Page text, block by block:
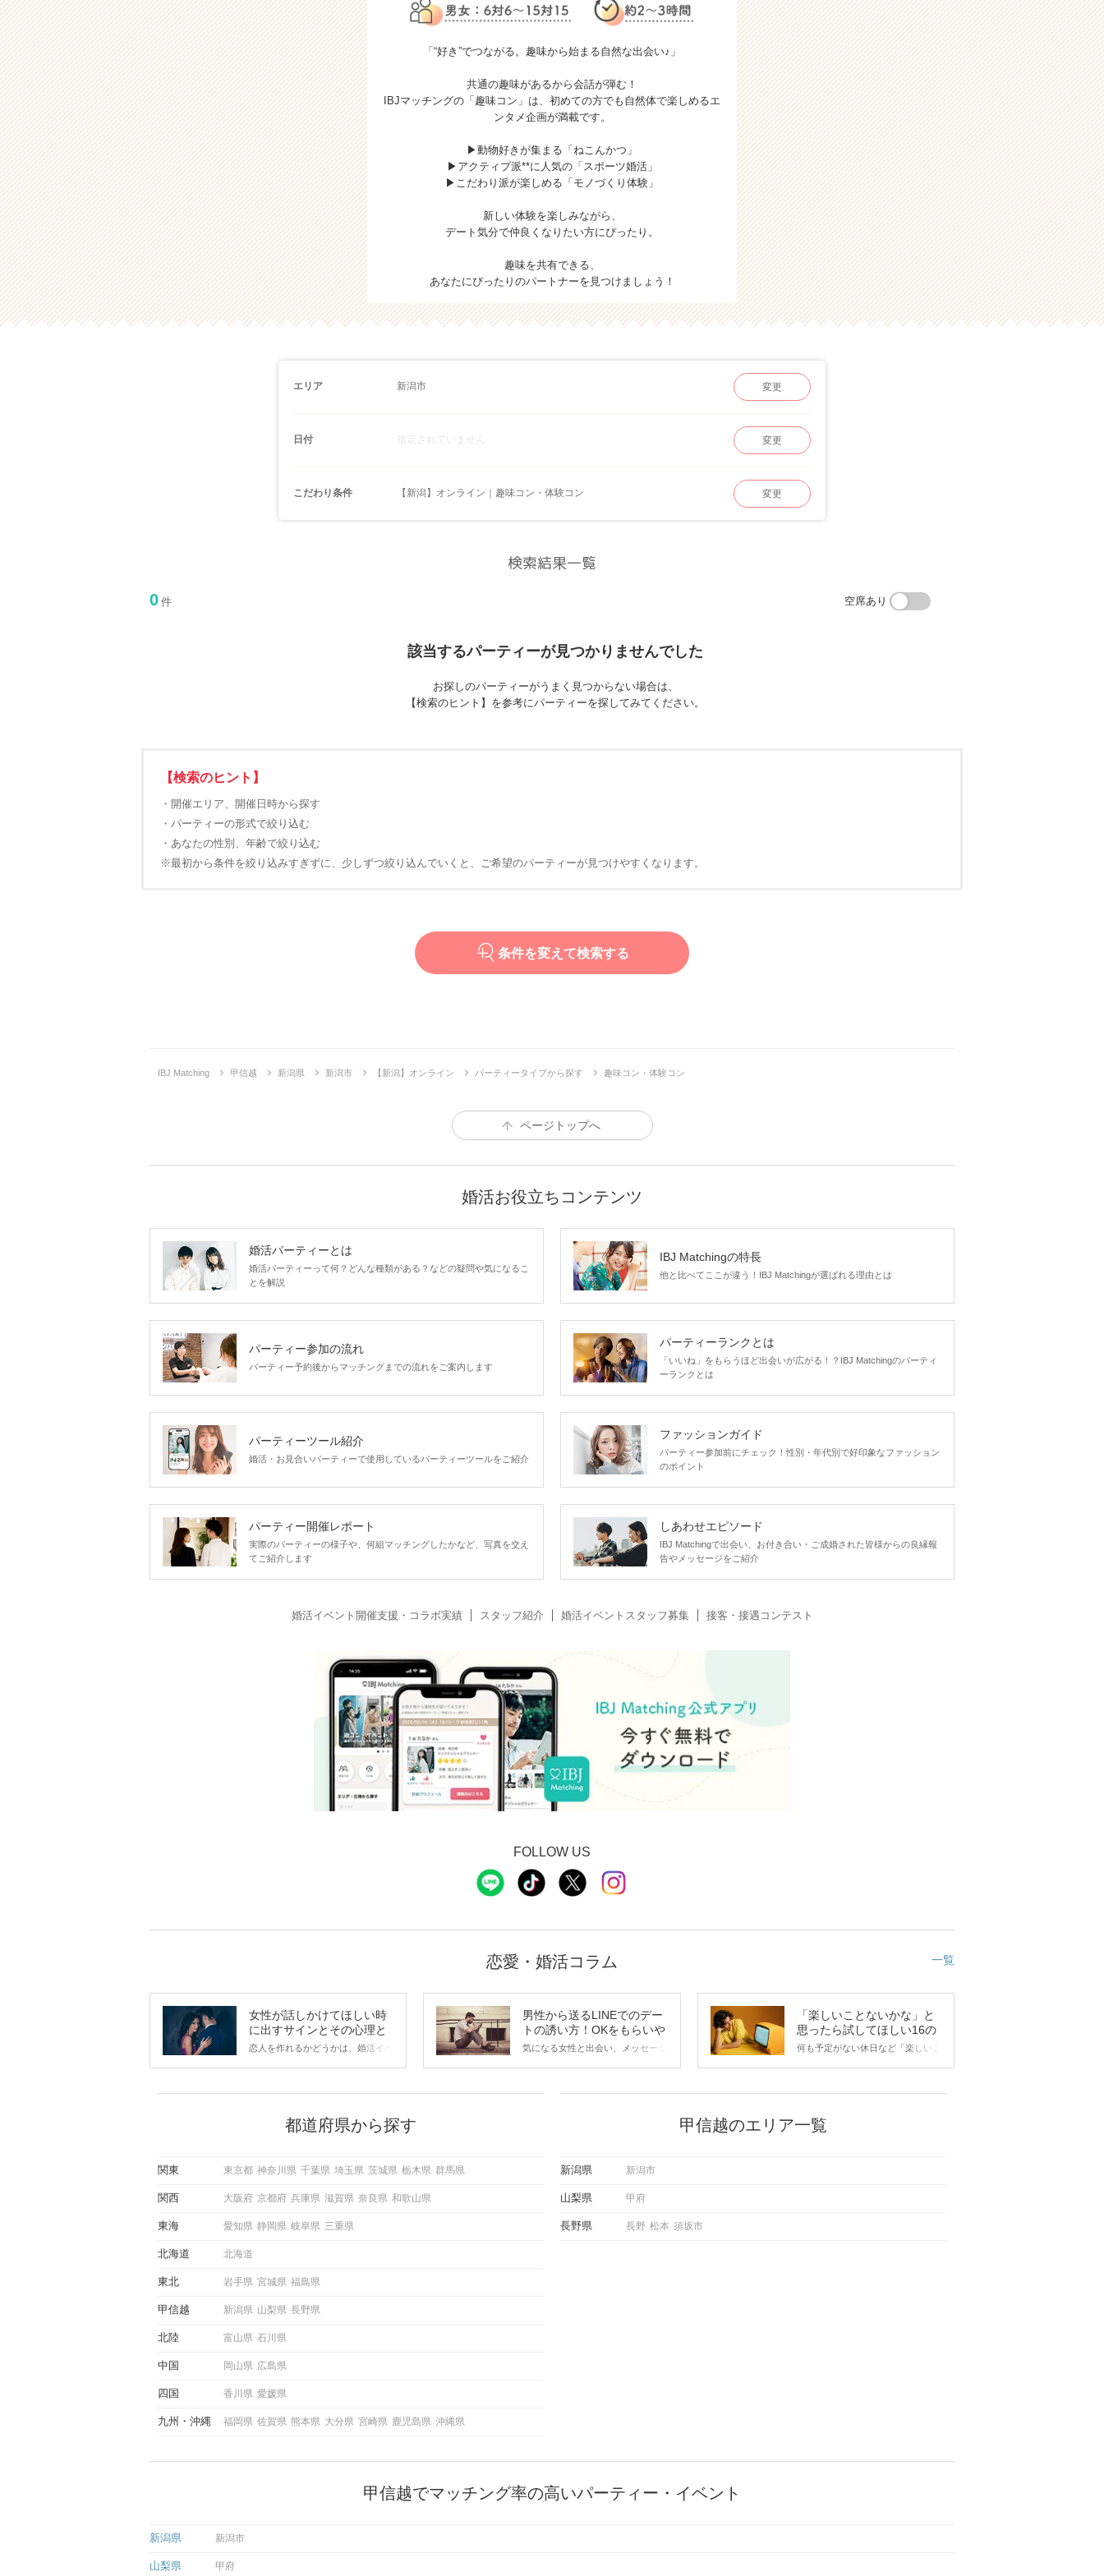
「“好き”でつながる。趣味から始まる自然な出会い♪」
共通の趣味があるから会話が弾む！
IBJマッチングの「趣味コン」は、初めての方でも自然体で楽しめるエ
ンタメ企画が満載です。
▶動物好きが集まる「ねこんかつ」
▶アクティブ派**に人気の「スポーツ婚活」
▶こだわり派が楽しめる「モノづくり体験」
新しい体験を楽しみながら、
デート気分で仲良くなりたい方にぴったり。
趣味を共有できる、
あなたにぴったりのパートナーを見つけましょう！
エリア 新潟市 変更
日付 指定されていません 変更
こだわり条件 【新潟】オンライン｜趣味コン・体験コン 変更
検索結果一覧
0 件 空席あり
該当するパーティーが見つかりませんでした
お探しのパーティーがうまく見つからない場合は、
【検索のヒント】を参考にパーティーを探してみてください。
【検索のヒント】
・開催エリア、開催日時から探す
・パーティーの形式で絞り込む
・あなたの性別、年齢で絞り込む
※最初から条件を絞り込みすぎずに、少しずつ絞り込んでいくと、ご希望のパーティーが見つけやすくなります。
条件を変えて検索する
IBJ Matching 甲信越 新潟県 新潟市 【新潟】オンライン パーティータイプから探す 趣味コン・体験コン
ページトップへ
婚活お役立ちコンテンツ
婚活パーティーとは
婚活パーティーって何？どんな種類がある？などの疑問や気になるこ
とを解説
IBJ Matchingの特長
他と比べてここが違う！IBJ Matchingが選ばれる理由とは
パーティー参加の流れ
パーティー予約後からマッチングまでの流れをご案内します
パーティーランクとは
「いいね」をもらうほど出会いが広がる！？IBJ Matchingのパーティ
ーランクとは
パーティーツール紹介
婚活・お見合いパーティーで使用しているパーティーツールをご紹介
ファッションガイド
パーティー参加前にチェック！性別・年代別で好印象なファッション
のポイント
パーティー開催レポート
実際のパーティーの様子や、何組マッチングしたかなど、写真を交え
てご紹介します
しあわせエピソード
IBJ Matchingで出会い、お付き合い・ご成婚された皆様からの良縁報
告やメッセージをご紹介
婚活イベント開催支援・コラボ実績 スタッフ紹介 婚活イベントスタッフ募集 接客・接遇コンテスト
FOLLOW US
恋愛・婚活コラム 一覧
女性が話しかけてほしい時
に出すサインとその心理と
は？
恋人を作れるかどうかは、婚活イベ
から恋人作りを本格的に始めようと
している方は、女性が異性を求めて
この記事では、女性が話しかけて欲
しく解説した後、婚活イベントで実
ような行動に繋げるべきかをご紹介
男性から送るLINEでのデー
トの誘い方！OKをもらいや
すいメッセージのコツは？
気になる女性と出会い、メッセージ
も混じえながら解説するので、ぜひ
「楽しいことないかな」と
思ったら試してほしい16の
こと
何も予定がない休日など「楽しいこ
になれる対処法から、恋愛・自分磨
き・趣味などジャンル別の楽しいこ
都道府県から探す
関東 東京都 神奈川県 千葉県 埼玉県 茨城県 栃木県 群馬県
関西 大阪府 京都府 兵庫県 滋賀県 奈良県 和歌山県
東海 愛知県 静岡県 岐阜県 三重県
北海道 北海道
東北 岩手県 宮城県 福島県
甲信越 新潟県 山梨県 長野県
北陸 富山県 石川県
中国 岡山県 広島県
四国 香川県 愛媛県
九州 沖縄 福岡県 佐賀県 熊本県 大分県 宮崎県 鹿児島県 沖縄県
甲信越のエリア一覧
新潟県 新潟市
山梨県 甲府
長野県 長野 松本 須坂市
甲信越でマッチング率の高いパーティー・イベント
新潟県 新潟市
山梨県 甲府